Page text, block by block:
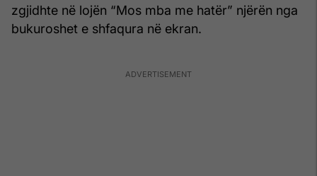
zgjidhte në lojën “Mos mba me hatër” njërën nga
bukuroshet e shfaqura në ekran.